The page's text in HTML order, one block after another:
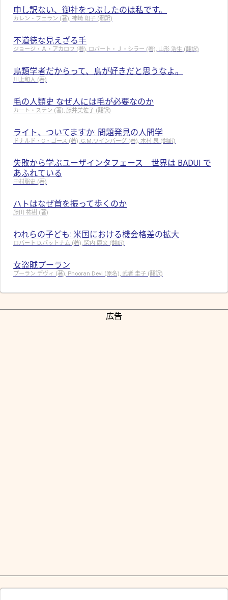
申し訳ない、御社をつぶしたのは私です。
カレン・フェラン (著), 神崎 朗子 (翻訳)
不道徳な見えざる手
ジョージ・Ａ・アカロフ (著), ロバート・Ｊ・シラー (著), 山形 浩生 (翻訳)
鳥類学者だからって、鳥が好きだと思うなよ。
川上和人 (著)
毛の人類史 なぜ人には毛が必要なのか
カート・ステン (著), 藤井美佐子 (翻訳)
ライト、ついてますか: 問題発見の人間学
ドナルド・C・ゴース (著), G.M.ワインバーグ (著), 木村 泉 (翻訳)
失敗から学ぶユーザインタフェース 世界は BADUI で
あふれている
中村聡史 (著)
ハトはなぜ首を振って歩くのか
藤田 祐樹 (著)
われらの子ども: 米国における機会格差の拡大
ロバート D.パットナム (著), 柴内 康文 (翻訳)
女盗賊プーラン
プーラン デヴィ (著), Phooran Devi (原名), 武者 圭子 (翻訳)
広告